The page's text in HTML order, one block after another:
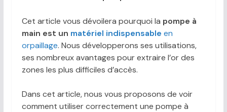
Cet article vous dévoilera pourquoi la pompe à
main est un matériel indispensable en
orpaillage. Nous développerons ses utilisations,
ses nombreux avantages pour extraire l’or des
zones les plus difficiles d’accès.
Dans cet article, nous vous proposons de voir
comment utiliser correctement une pompe à